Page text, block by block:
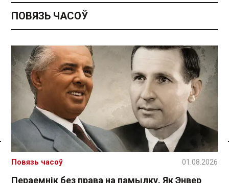
Спасылка без VPN
ПОВЯЗЬ ЧАСОЎ
Пераемнік без права на памылку. Як Энвер
Повязь часоў 01.08.2026